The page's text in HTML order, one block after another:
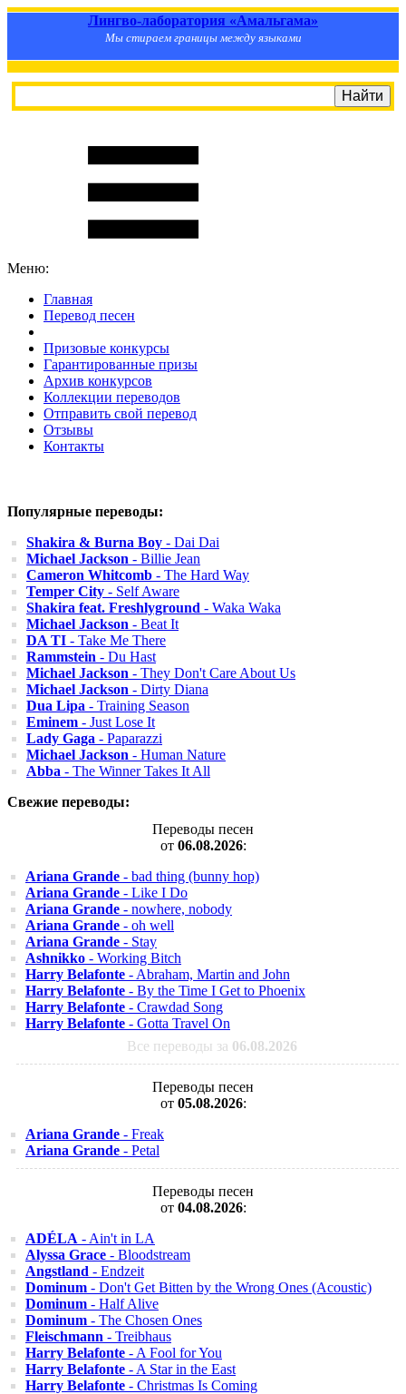
Лингво-лаборатория «Амальгама»
Мы стираем границы между языками
Меню:
Главная
Перевод песен
Призовые конкурсы
Гарантированные призы
Архив конкурсов
Коллекции переводов
Отправить свой перевод
Отзывы
Контакты
Популярные переводы:
Shakira & Burna Boy - Dai Dai
Michael Jackson - Billie Jean
Cameron Whitcomb - The Hard Way
Temper City - Self Aware
Shakira feat. Freshlyground - Waka Waka
Michael Jackson - Beat It
DA TI - Take Me There
Rammstein - Du Hast
Michael Jackson - They Don't Care About Us
Michael Jackson - Dirty Diana
Dua Lipa - Training Season
Eminem - Just Lose It
Lady Gaga - Paparazzi
Michael Jackson - Human Nature
Abba - The Winner Takes It All
Свежие переводы:
Переводы песен
от 06.08.2026:
Ariana Grande - bad thing (bunny hop)
Ariana Grande - Like I Do
Ariana Grande - nowhere, nobody
Ariana Grande - oh well
Ariana Grande - Stay
Ashnikko - Working Bitch
Harry Belafonte - Abraham, Martin and John
Harry Belafonte - By the Time I Get to Phoenix
Harry Belafonte - Crawdad Song
Harry Belafonte - Gotta Travel On
Все переводы за 06.08.2026
Переводы песен
от 05.08.2026:
Ariana Grande - Freak
Ariana Grande - Petal
Переводы песен
от 04.08.2026:
ADÉLA - Ain't in LA
Alyssa Grace - Bloodstream
Angstland - Endzeit
Dominum - Don't Get Bitten by the Wrong Ones (Acoustic)
Dominum - Half Alive
Dominum - The Chosen Ones
Fleischmann - Treibhaus
Harry Belafonte - A Fool for You
Harry Belafonte - A Star in the East
Harry Belafonte - Christmas Is Coming